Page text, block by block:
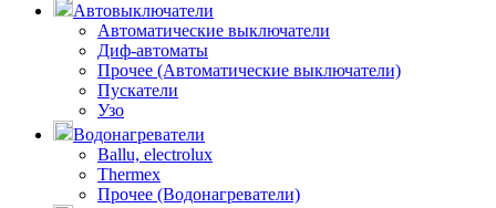
Автовыключатели
Автоматические выключатели
Диф-автоматы
Прочее (Автоматические выключатели)
Пускатели
Узо
Водонагреватели
Ballu, electrolux
Thermex
Прочее (Водонагреватели)